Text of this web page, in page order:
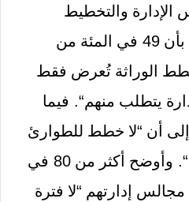
والتخطيط
بأن 49 في المئة من
الوراثة تُعرض فقط
يتطلب منهم“. فيما
أن “لا خطط للطوارئ
“. وأوضح أكثر من 80 في
مجالس إدارتهم “لا فترة